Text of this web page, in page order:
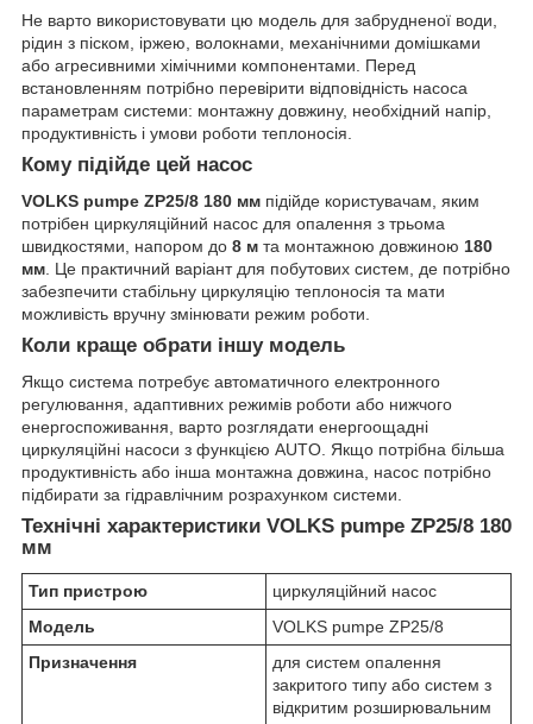
Не варто використовувати цю модель для забрудненої води,
рідин з піском, іржею, волокнами, механічними домішками
або агресивними хімічними компонентами. Перед
встановленням потрібно перевірити відповідність насоса
параметрам системи: монтажну довжину, необхідний напір,
продуктивність і умови роботи теплоносія.
Кому підійде цей насос
VOLKS pumpe ZP25/8 180 мм підійде користувачам, яким
потрібен циркуляційний насос для опалення з трьома
швидкостями, напором до 8 м та монтажною довжиною 180
мм. Це практичний варіант для побутових систем, де потрібно
забезпечити стабільну циркуляцію теплоносія та мати
можливість вручну змінювати режим роботи.
Коли краще обрати іншу модель
Якщо система потребує автоматичного електронного
регулювання, адаптивних режимів роботи або нижчого
енергоспоживання, варто розглядати енергоощадні
циркуляційні насоси з функцією AUTO. Якщо потрібна більша
продуктивність або інша монтажна довжина, насос потрібно
підбирати за гідравлічним розрахунком системи.
Технічні характеристики VOLKS pumpe ZP25/8 180
мм
Тип пристрою
циркуляційний насос
Модель
VOLKS pumpe ZP25/8
Призначення
для систем опалення
закритого типу або систем з
відкритим розширювальним